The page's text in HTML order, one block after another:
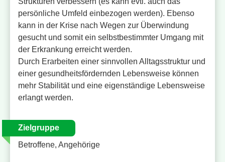
persönliche Umfeld einbezogen werden). Ebenso
kann in der Krise nach Wegen zur Überwindung
gesucht und somit ein selbstbestimmter Umgang mit
der Erkrankung erreicht werden.
Durch Erarbeiten einer sinnvollen Alltagsstruktur und
einer gesundheitsfördernden Lebensweise können
mehr Stabilität und eine eigenständige Lebensweise
erlangt werden.
Zielgruppe
Betroffene, Angehörige